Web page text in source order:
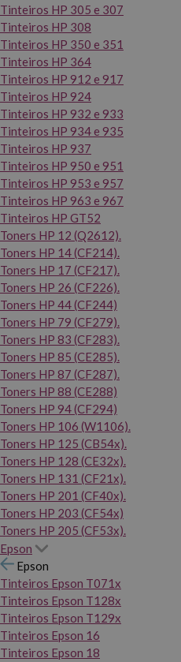
Tinteiros HP 305 e 307
Tinteiros HP 308
Tinteiros HP 350 e 351
Tinteiros HP 364
Tinteiros HP 912 e 917
Tinteiros HP 924
Tinteiros HP 932 e 933
Tinteiros HP 934 e 935
Tinteiros HP 937
Tinteiros HP 950 e 951
Tinteiros HP 953 e 957
Tinteiros HP 963 e 967
Tinteiros HP GT52
Toners HP 12 (Q2612).
Toners HP 14 (CF214).
Toners HP 17 (CF217).
Toners HP 26 (CF226).
Toners HP 44 (CF244)
Toners HP 79 (CF279).
Toners HP 83 (CF283).
Toners HP 85 (CE285).
Toners HP 87 (CF287).
Toners HP 88 (CE288)
Toners HP 94 (CF294)
Toners HP 106 (W1106).
Toners HP 125 (CB54x).
Toners HP 128 (CE32x).
Toners HP 131 (CF21x).
Toners HP 201 (CF40x).
Toners HP 203 (CF54x)
Toners HP 205 (CF53x).
Epson
Epson
Tinteiros Epson T071x
Tinteiros Epson T128x
Tinteiros Epson T129x
Tinteiros Epson 16
Tinteiros Epson 18